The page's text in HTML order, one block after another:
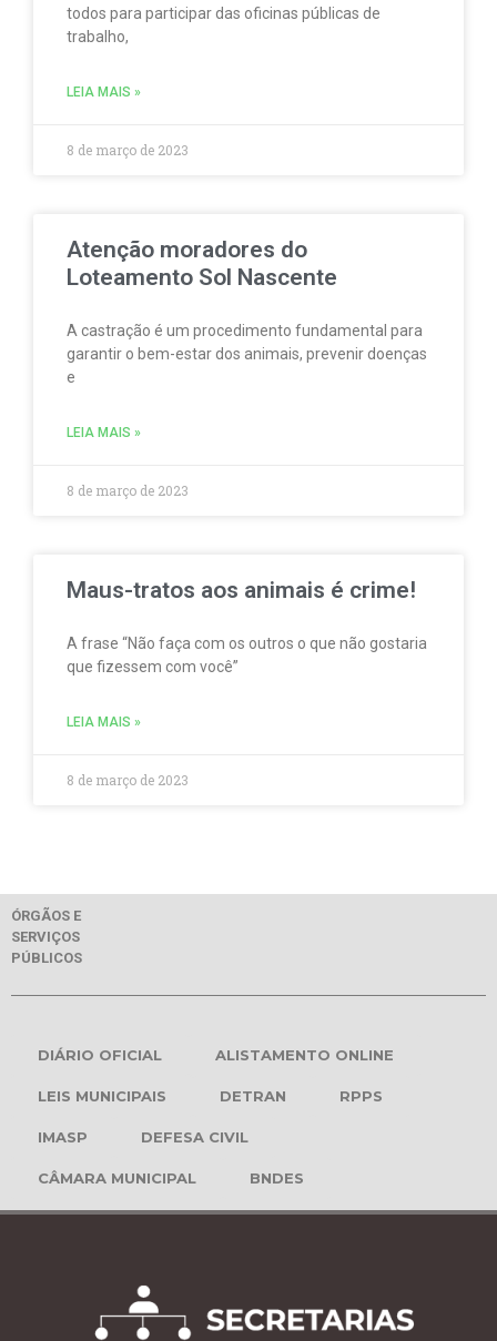
todos para participar das oficinas públicas de
trabalho,
LEIA MAIS »
8 de março de 2023
Atenção moradores do
Loteamento Sol Nascente
A castração é um procedimento fundamental para
garantir o bem-estar dos animais, prevenir doenças
e
LEIA MAIS »
8 de março de 2023
Maus-tratos aos animais é crime!
A frase “Não faça com os outros o que não gostaria
que fizessem com você”
LEIA MAIS »
8 de março de 2023
ÓRGÃOS E
SERVIÇOS
PÚBLICOS
DIÁRIO OFICIAL ALISTAMENTO ONLINE
LEIS MUNICIPAIS DETRAN RPPS
IMASP DEFESA CIVIL
CÂMARA MUNICIPAL BNDES